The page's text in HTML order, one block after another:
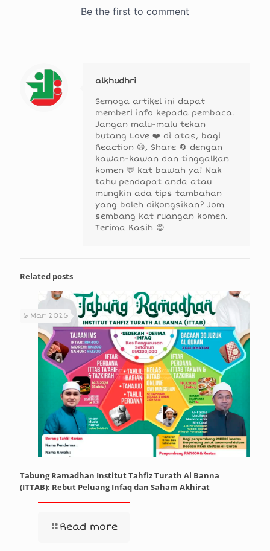
alkhudhri
Semoga artikel ini dapat
memberi info kepada pembaca.
Jangan malu-malu tekan
butang Love ❤️ di atas, bagi
Reaction 😄, Share 🔄 dengan
kawan-kawan dan tinggalkan
komen 💬 kat bawah ya! Nak
tahu pendapat anda atau
mungkin ada tips tambahan
yang boleh dikongsikan? Jom
sembang kat ruangan komen.
Terima Kasih 😊
Related posts
6 Mar 2026
Tabung Ramadhan Institut Tahfiz Turath Al Banna
(ITTAB): Rebut Peluang Infaq dan Saham Akhirat
Read more